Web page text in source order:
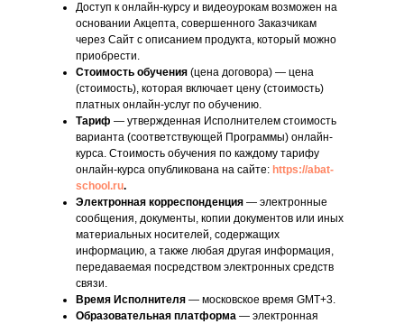
Доступ к онлайн-курсу и видеоурокам возможен на
основании Акцепта, совершенного Заказчикам
через Сайт с описанием продукта, который можно
приобрести.
Стоимость обучения (цена договора) — цена
(стоимость), которая включает цену (стоимость)
платных онлайн-услуг по обучению.
Тариф — утвержденная Исполнителем стоимость
варианта (соответствующей Программы) онлайн-
курса. Стоимость обучения по каждому тарифу
онлайн-курса опубликована на сайте: https://abat-
school.ru.
Электронная корреспонденция — электронные
сообщения, документы, копии документов или иных
материальных носителей, содержащих
информацию, а также любая другая информация,
передаваемая посредством электронных средств
связи.
Время Исполнителя — московское время GMT+3.
Образовательная платформа — электронная